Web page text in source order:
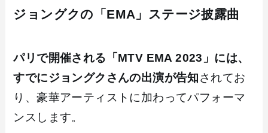
ジョングクの「EMA」ステージ披露曲
パリで開催される「MTV EMA 2023」には、
すでにジョングクさんの出演が告知されてお
り、豪華アーティストに加わってパフォーマ
ンスします。